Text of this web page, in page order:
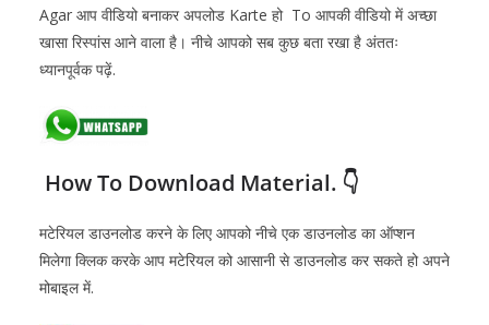
Agar आप वीडियो बनाकर अपलोड Karte हो To आपकी वीडियो में अच्छा
खासा रिस्पांस आने वाला है। नीचे आपको सब कुछ बता रखा है अंततः
ध्यानपूर्वक पढ़ें.
How To Download Material. 👇
मटेरियल डाउनलोड करने के लिए आपको नीचे एक डाउनलोड का ऑप्शन
मिलेगा क्लिक करके आप मटेरियल को आसानी से डाउनलोड कर सकते हो अपने
मोबाइल में.